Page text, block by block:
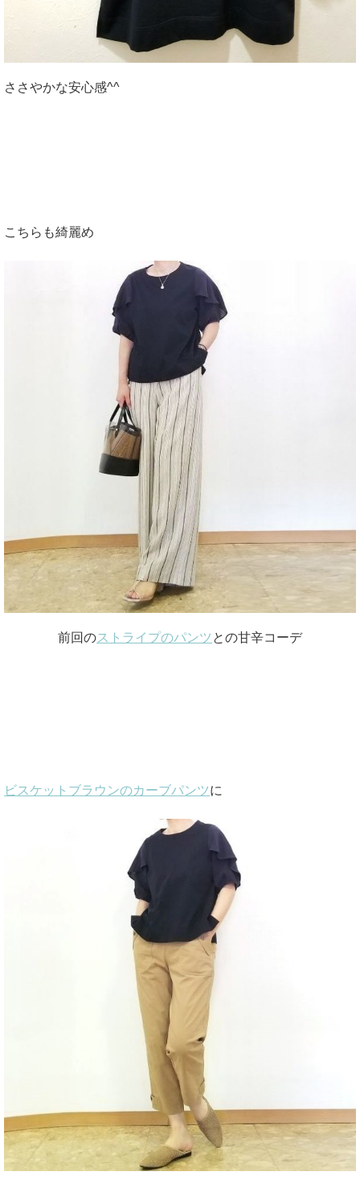
ささやかな安心感^^
こちらも綺麗め
前回のストライプのパンツ との甘辛コーデ
ビスケットブラウンのカーブパンツに